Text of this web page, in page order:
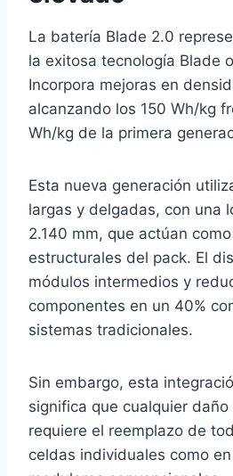
La batería Blade 2.0
la exitosa tecnología Blade
Incorpora mejoras en
alcanzando los 150 Wh/kg
Wh/kg de la primera
Esta nueva generación
largas y delgadas, con una
2.140 mm, que actúan
estructurales del pack. El
módulos intermedios y
componentes en un 40%
sistemas tradicionales.
Sin embargo, esta
significa que cualquier
requiere el reemplazo de
celdas individuales como